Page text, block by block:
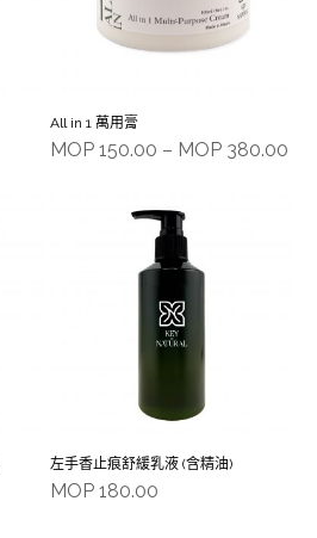
All in 1 萬用膏
MOP 150.00 – MOP 380.00
左手香止痕舒緩乳液 (含精油)
MOP 180.00